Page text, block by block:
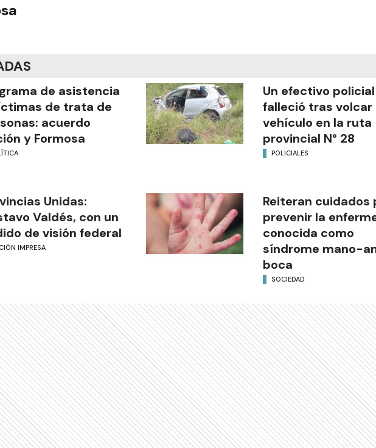
de asistencia
de trata de
acuerdo
y Formosa
Un efectivo policial
falleció tras
vehículo en la ruta
provincial N° 28
POLICIALES
Unidas:
Valdés, con un
de visión federal
IMPRESA
Reiteran cuidados
prevenir la
conocida como
síndrome mano-
boca
SOCIEDAD